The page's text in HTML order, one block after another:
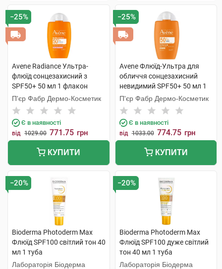
−25%
Avene Radiance Ультра-
флюїд сонцезахисний з
SPF50+ 50 мл 1 флакон
П'єр Фабр Дермо-Косметик
Є в наявності
від 1029.00 771.75 грн
КУПИТИ
−25%
Avene Флюїд-Ультра для
обличчя сонцезахисний
невидимий SPF50+ 50 мл 1
флакон
П'єр Фабр Дермо-Косметик
Є в наявності
від 1033.00 774.75 грн
КУПИТИ
−20%
Bioderma Photoderm Max
Флюїд SPF100 світлий тон 40
мл 1 туба
Лабораторія Біодерма
−20%
Bioderma Photoderm Max
Флюїд SPF100 дуже світлий
тон 40 мл 1 туба
Лабораторія Біодерма